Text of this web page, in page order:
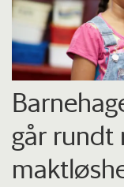
går rundt